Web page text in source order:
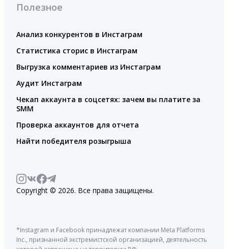
Полезное
Анализ конкурентов в Инстаграм
Статистика сторис в Инстаграм
Выгрузка комментариев из Инстаграм
Аудит Инстаграм
Чекап аккаунта в соцсетях: зачем вы платите за
SMM
Проверка аккаунтов для отчета
Найти победителя розыгрыша
Copyright © 2026. Все права защищены.
*Instagram и Facebook принадлежат компании Meta Platforms
Inc., признанной экстремистской организацией, деятельность